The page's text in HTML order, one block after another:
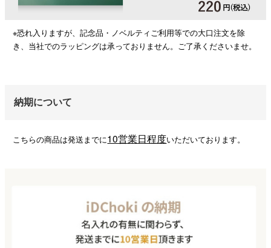
※恐れ入りますが、記念品・ノベルティご利用等での大口注文を除
き、当社でのラッピングは承っておりません。ご了承くださいませ。
納期について
こちらの商品は発送までに10営業日程度いただいております。